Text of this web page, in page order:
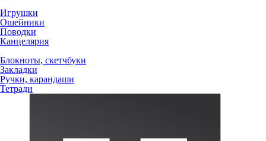
Игрушки
Ошейники
Поводки
Канцелярия
Блокноты, скетчбуки
Закладки
Ручки, карандаши
Тетради